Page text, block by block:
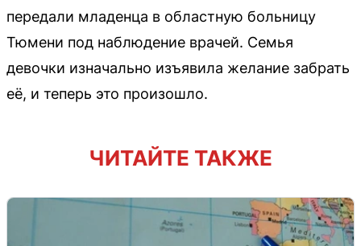
передали младенца в областную больницу
Тюмени под наблюдение врачей. Семья
девочки изначально изъявила желание забрать
её, и теперь это произошло.
ЧИТАЙТЕ ТАКЖЕ